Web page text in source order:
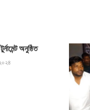
অনুষ্ঠিত